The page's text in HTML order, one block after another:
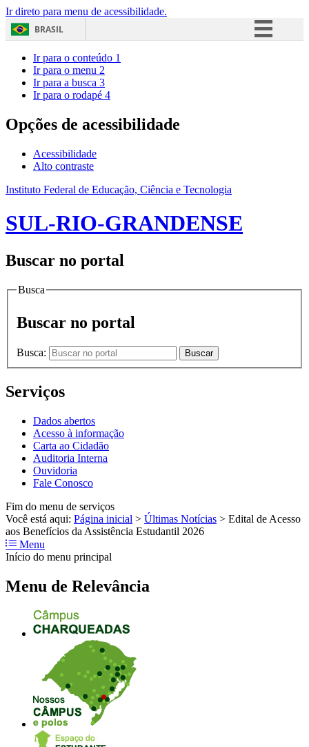
Ir direto para menu de acessibilidade.
BRASIL
Acesso à informação
Ir para o conteúdo 1
Ir para o menu 2
Ir para a busca 3
Ir para o rodapé 4
Opções de acessibilidade
Acessibilidade
Alto contraste
Instituto Federal de Educação, Ciência e Tecnologia
SUL-RIO-GRANDENSE
Buscar no portal
Busca
Buscar no portal
Busca: Buscar
Serviços
Dados abertos
Acesso à informação
Carta ao Cidadão
Auditoria Interna
Ouvidoria
Fale Conosco
Fim do menu de serviços
Você está aqui: Página inicial > Últimas Notícias > Edital de Acesso
aos Benefícios da Assistência Estudantil 2026
Menu
Início do menu principal
Menu de Relevância